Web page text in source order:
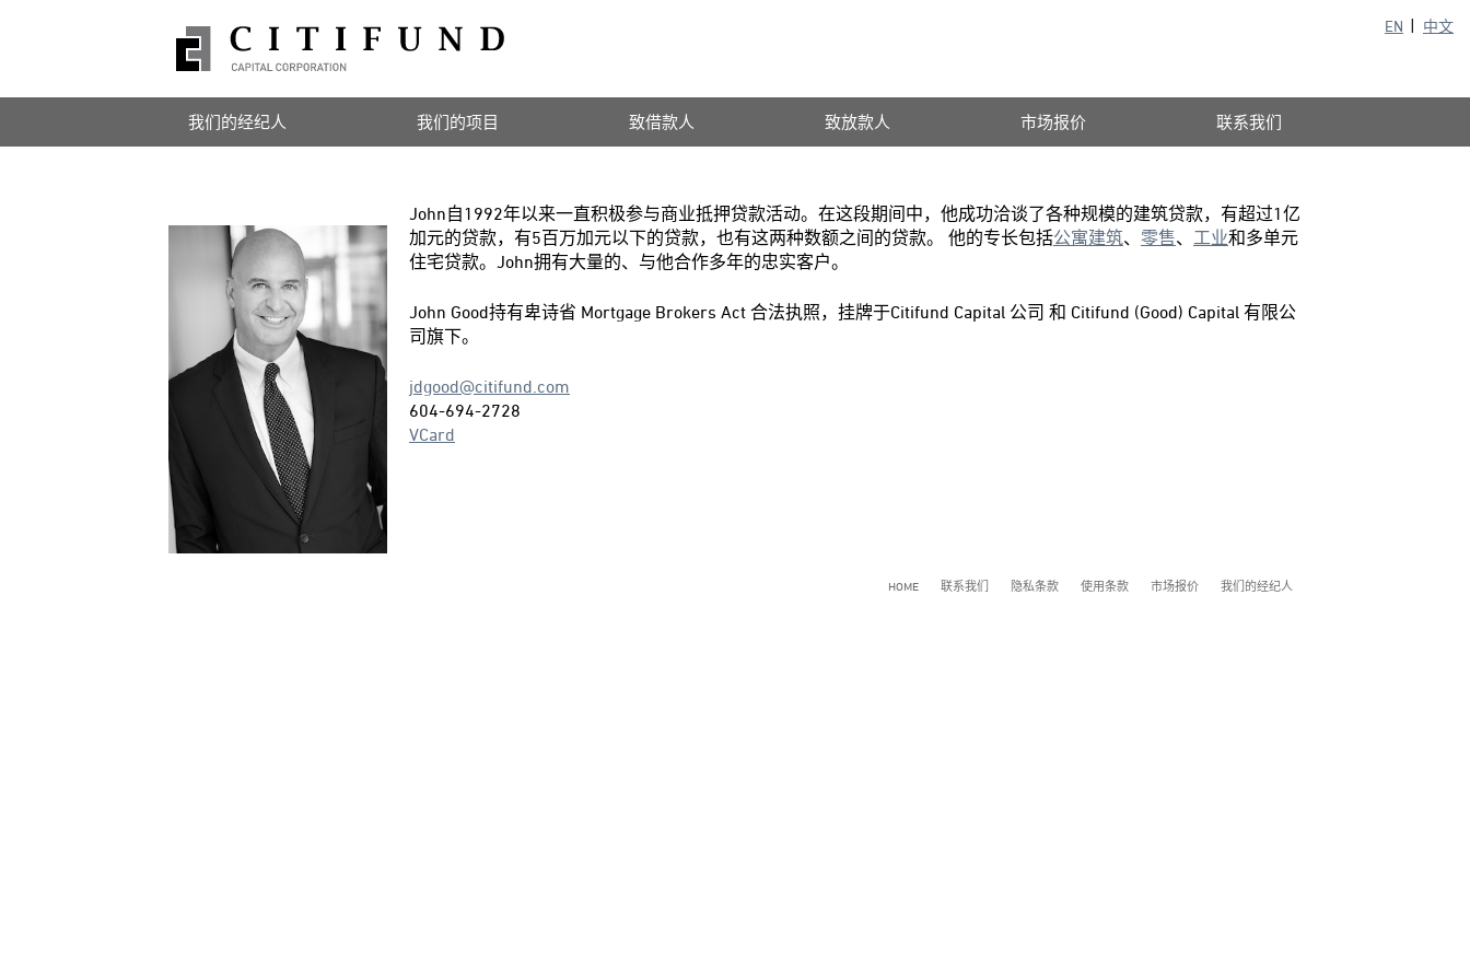
EN 中文
我们的经纪人 我们的项目 致借款人 致放款人 市场报价 联系我们
John自1992年以来一直积极参与商业抵押贷款活动。在这段期间中，他成功洽谈了各种规模的建筑贷款，有超过1亿
加元的贷款，有5百万加元以下的贷款，也有这两种数额之间的贷款。 他的专长包括公寓建筑、 零售、 工业和多单元
住宅贷款。John拥有大量的、与他合作多年的忠实客户。
John Good持有卑诗省 Mortgage Brokers Act 合法执照，挂牌于Citifund Capital 公司 和 Citifund (Good) Capital 有限公
司旗下。
jdgood@citifund.com
604-694-2728
VCard
HOME 联系我们 隐私条款 使用条款 市场报价 我们的经纪人